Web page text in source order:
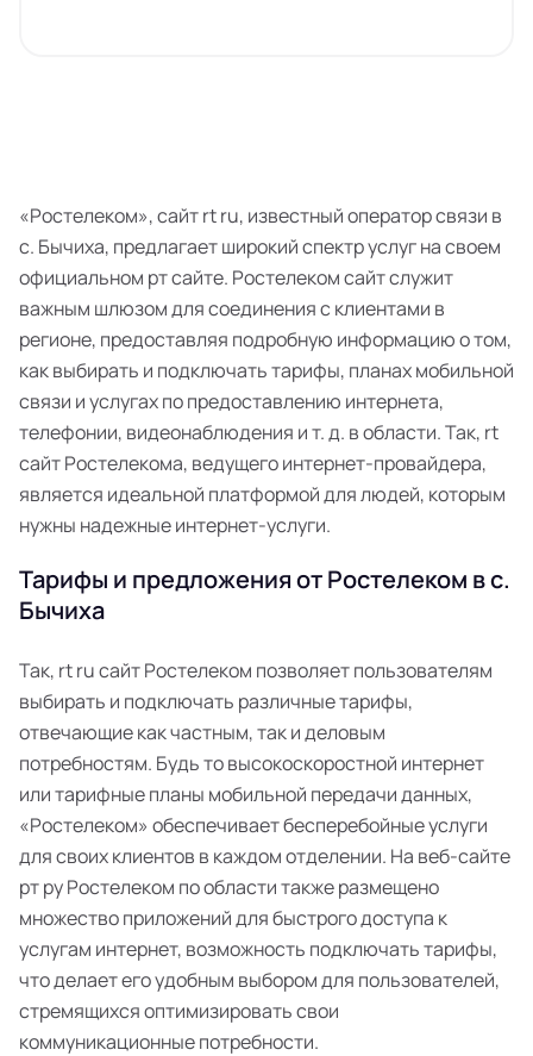
«Ростелеком», сайт rt ru, известный оператор связи в
с. Бычиха, предлагает широкий спектр услуг на своем
официальном рт сайте. Ростелеком сайт служит
важным шлюзом для соединения с клиентами в
регионе, предоставляя подробную информацию о том,
как выбирать и подключать тарифы, планах мобильной
связи и услугах по предоставлению интернета,
телефонии, видеонаблюдения и т. д. в области. Так, rt
сайт Ростелекома, ведущего интернет-провайдера,
является идеальной платформой для людей, которым
нужны надежные интернет-услуги.
Тарифы и предложения от Ростелеком в с.
Бычиха
Так, rt ru сайт Ростелеком позволяет пользователям
выбирать и подключать различные тарифы,
отвечающие как частным, так и деловым
потребностям. Будь то высокоскоростной интернет
или тарифные планы мобильной передачи данных,
«Ростелеком» обеспечивает бесперебойные услуги
для своих клиентов в каждом отделении. На веб-сайте
рт ру Ростелеком по области также размещено
множество приложений для быстрого доступа к
услугам интернет, возможность подключать тарифы,
что делает его удобным выбором для пользователей,
стремящихся оптимизировать свои
коммуникационные потребности.